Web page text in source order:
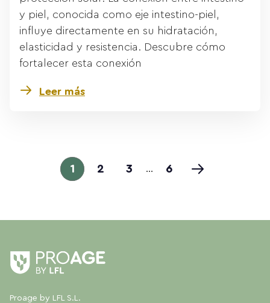
y piel, conocida como eje intestino-piel,
influye directamente en su hidratación,
elasticidad y resistencia. Descubre cómo
fortalecer esta conexión
Leer más
1 2 3 … 6
Proage by LFL S.L.